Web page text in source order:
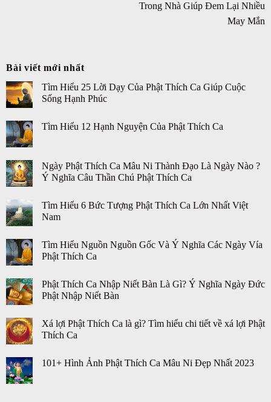
Trong Nhà Giúp Đem Lại Nhiều
May Mắn
Bài viết mới nhất
Tìm Hiểu 25 Lời Dạy Của Phật Thích Ca Giúp Cuộc
Sống Hạnh Phúc
Tìm Hiểu 12 Hạnh Nguyện Của Phật Thích Ca
Ngày Phật Thích Ca Mâu Ni Thành Đạo Là Ngày Nào ?
Ý Nghĩa Câu Thần Chú Phật Thích Ca
Tìm Hiểu 6 Bức Tượng Phật Thích Ca Lớn Nhất Việt
Nam
Tìm Hiểu Nguồn Nguồn Gốc Và Ý Nghĩa Các Ngày Vía
Phật Thích Ca
Phật Thích Ca Nhập Niết Bàn Là Gì? Ý Nghĩa Ngày Đức
Phật Nhập Niết Bàn
Xá lợi Phật Thích Ca là gì? Tìm hiểu chi tiết về xá lợi Phật
Thích Ca
101+ Hình Ảnh Phật Thích Ca Mâu Ni Đẹp Nhất 2023